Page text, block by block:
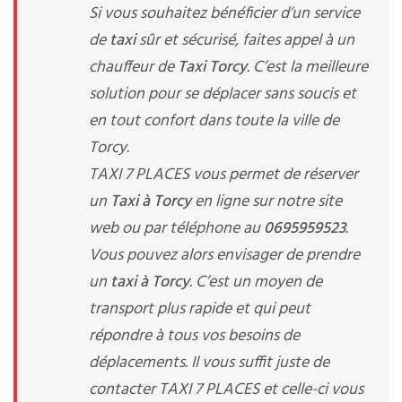
Si vous souhaitez bénéficier d’un service
detaxisûr et sécurisé, faites appel à un
chauffeur de Taxi Torcy. C’est la meilleure
solution pour se déplacer sans soucis et
en tout confort dans toute la ville de
Torcy.
TAXI 7 PLACES vous permet de réserver
un Taxi à Torcyen ligne sur notre site
web ou par téléphone au0695959523.
Vous pouvez alors envisager de prendre
un taxi à Torcy. C’est un moyen de
transport plus rapide et qui peut
répondre à tous vos besoins de
déplacements. Il vous suffit juste de
contacter TAXI 7 PLACES et celle-ci vous